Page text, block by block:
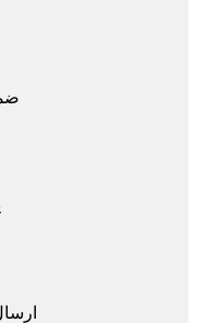
ضمانت
ارسال